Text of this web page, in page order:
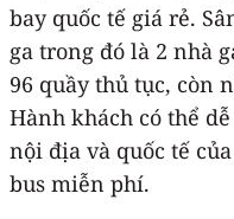
bay quốc tế giá rẻ.
ga trong đó là 2 nhà
96 quầy thủ tục, còn
Hành khách có thể
nội địa và quốc tế
bus miễn phí.